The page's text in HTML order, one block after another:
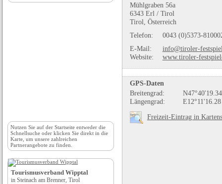
Mühlgraben 56a
6343 Erl / Tirol
Tirol, Österreich
Telefon:
0043 (0)5373-
E-Mail:
info@tiroler-
Website:
www.tiroler-
GPS-Daten
Breitengrad:
N47°40'19.34
Längengrad:
E12°11'16.28
Freizeit-Eintrag in
Nutzen Sie auf der Startseite entweder die
Schnellsuche oder klicken Sie direkt in die
Karte, um unsere zahlreichen
Partnerangebote zu finden.
Tourismusverband Wipptal
in Steinach am Brenner, Tirol